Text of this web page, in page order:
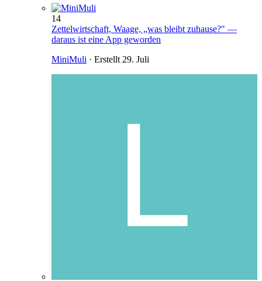
14
Zettelwirtschaft, Waage, „was bleibt zuhause?" —
daraus ist eine App geworden
MiniMuli · Erstellt 29. Juli